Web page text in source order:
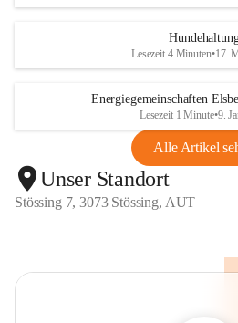
Lesezeit 4 Minuten•17.
Energiegemeinschaften
Lesezeit 1 Minute•9.
Alle Artikel
Unser Standort
Stössing 7, 3073 Stössing, AUT